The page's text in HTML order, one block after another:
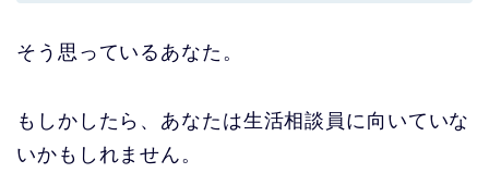
そう思っているあなた。
もしかしたら、あなたは生活相談員に向いていな
いかもしれません。